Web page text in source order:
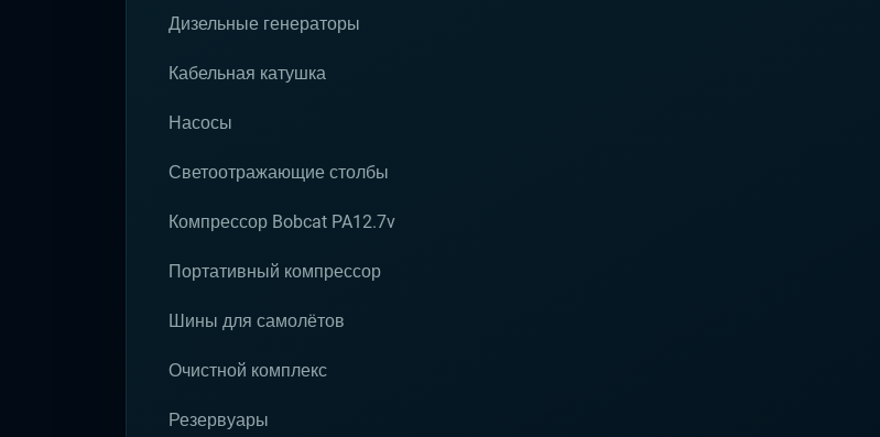
Дизельные генераторы
Кабельная катушка
Насосы
Светоотражающие столбы
Компрессор Bobcat PA12.7v
Портативный компрессор
Шины для самолётов
Очистной комплекс
Резервуары